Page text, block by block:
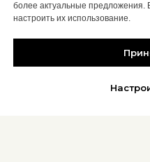
Back
более актуальные предложения.
настроить их использование.